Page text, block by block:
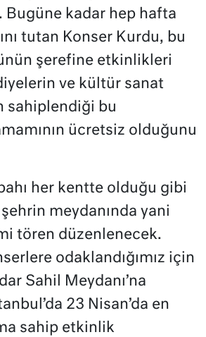
Bugüne kadar hep hafta
tutan Konser Kurdu, bu
şerefine etkinlikleri
ve kültür sanat
sahiplendiği bu
ücretsiz olduğunu
her kentte olduğu gibi
meydanında yani
tören düzenlenecek.
odaklandığımız için
Sahil Meydanı’na
23 Nisan’da en
sahip etkinlik